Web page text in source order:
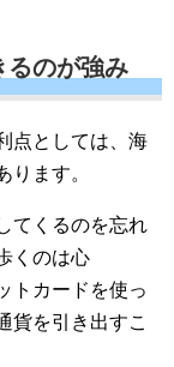
るのが強み
点としては、海
ります。
てくるのを忘れ
くのは心
トカードを使っ
貨を引き出すこ